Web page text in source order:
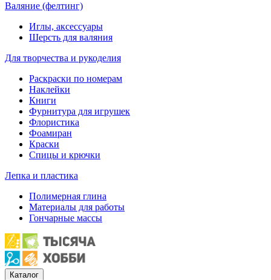
Валяние (фелтинг)
Иглы, аксессуары
Шерсть для валяния
Для творчества и рукоделия
Раскраски по номерам
Наклейки
Книги
Фурнитура для игрушек
Флористика
Фоамиран
Краски
Спицы и крючки
Лепка и пластика
Полимерная глина
Материалы для работы
Гончарные массы
Каталог